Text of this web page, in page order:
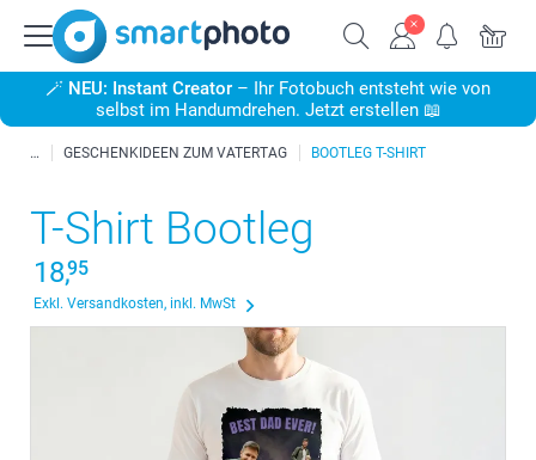
🪄 NEU: Instant Creator – Ihr Fotobuch entsteht wie von
selbst im Handumdrehen. Jetzt erstellen 📖
GESCHENKIDEEN ZUM VATERTAG BOOTLEG T-SHIRT
T-Shirt Bootleg
18,95
Exkl. Versandkosten, inkl. MwSt